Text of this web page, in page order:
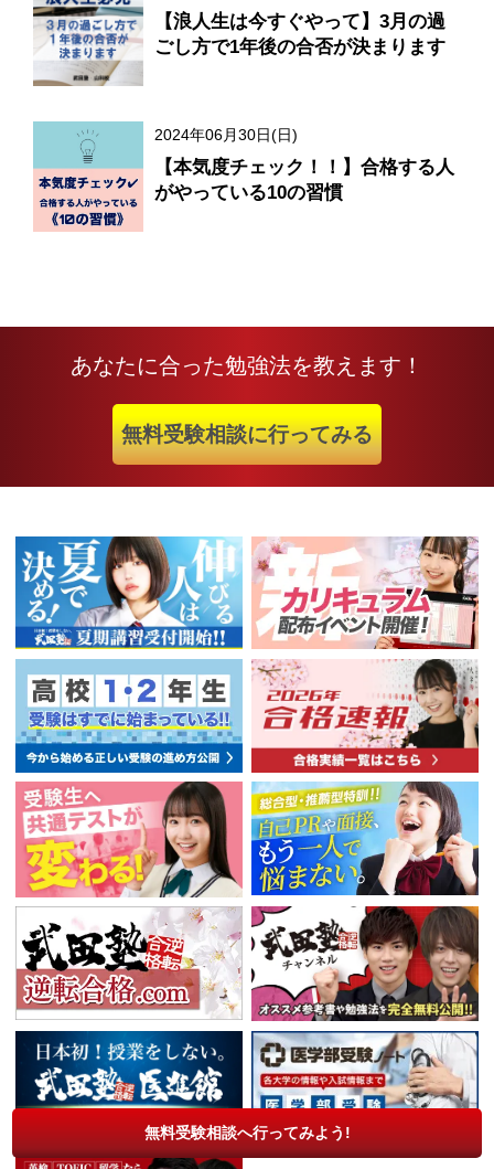
【浪人生は今すぐやって】3月の過
ごし方で1年後の合否が決まります
2024年06月30日(日)
【本気度チェック！！】合格する人
がやっている10の習慣
あなたに合った勉強法を教えます！
無料受験相談に行ってみる
無料受験相談へ行ってみよう!